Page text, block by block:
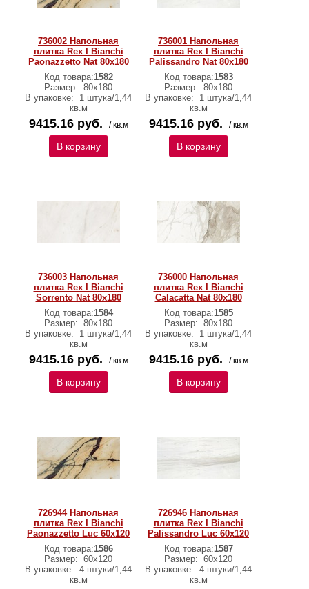
736002 Напольная
плитка Rex I Bianchi
Paonazzetto Nat 80x180
Код товара:1582
Размер: 80x180
В упаковке:
1 штука/1,44
кв.м
9415.16 руб. / кв.м
В корзину
736001 Напольная
плитка Rex I Bianchi
Palissandro Nat 80x180
Код товара:1583
Размер: 80x180
В упаковке:
1 штука/1,44
кв.м
9415.16 руб. / кв.м
В корзину
736003 Напольная
плитка Rex I Bianchi
Sorrento Nat 80x180
Код товара:1584
Размер: 80x180
В упаковке:
1 штука/1,44
кв.м
9415.16 руб. / кв.м
В корзину
736000 Напольная
плитка Rex I Bianchi
Calacatta Nat 80x180
Код товара:1585
Размер: 80x180
В упаковке:
1 штука/1,44
кв.м
9415.16 руб. / кв.м
В корзину
726944 Напольная
плитка Rex I Bianchi
Paonazzetto Luc 60x120
Код товара:1586
Размер: 60x120
В упаковке: 4 штуки/1,44
кв.м
726946 Напольная
плитка Rex I Bianchi
Palissandro Luc 60x120
Код товара:1587
Размер: 60x120
В упаковке: 4 штуки/1,44
кв.м